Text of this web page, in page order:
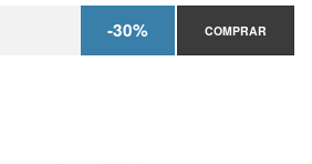
-30% COMPRAR